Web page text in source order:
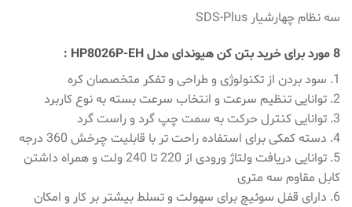
سه نظام چهارشیار SDS-Plus
8 مورد برای خرید بتن کن هیوندای مدل HP8026P-EH :
1. سود بردن از تکنولوژی و طراحی و تفکر متخصصان کره
2. توانایی تنظیم سرعت و انتخاب سرعت بسته به نوع کاربرد
3. توانایی کنترل حرکت به سمت چپ‌ گرد و راست ‌گرد
4. دسته کمکی برای استفاده راحت تر با قابلیت چرخش 360 درجه
5. توانایی دریافت ولتاژ ورودی از 220 تا 240 ولت و همراه داشتن
کابل مقاوم سه متری
6. دارای قفل سوئیچ برای سهولت و تسلط بیشتر بر کار و امکان